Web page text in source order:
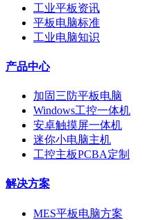
工业平板资讯
平板电脑标准
工业电脑知识
产品中心
加固三防平板电脑
Windows工控一体机
安卓触摸屏一体机
迷你小电脑主机
工控主板PCBA定制
解决方案
MES平板电脑方案